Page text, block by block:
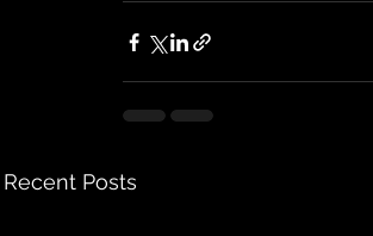
Recent Posts